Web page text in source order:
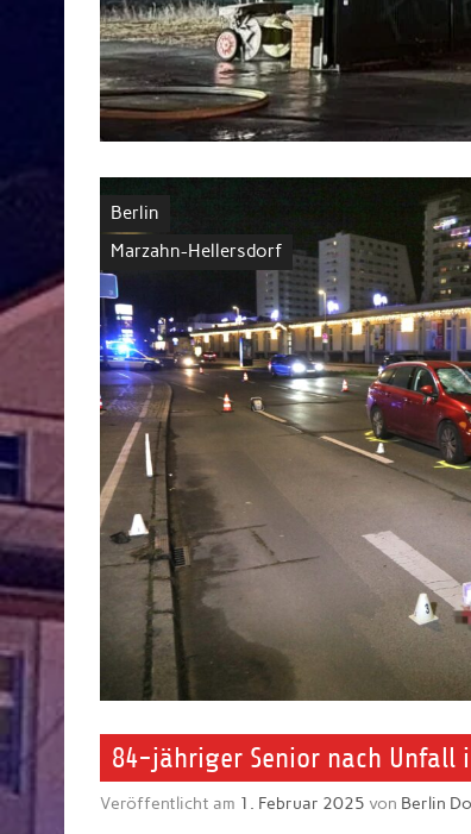
Berlin
Marzahn-Hellersdorf
84-jähriger Senior nach Unfall
Veröffentlicht am 1. Februar 2025 von Berlin